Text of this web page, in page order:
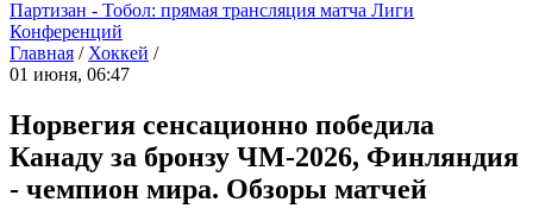
Партизан - Тобол: прямая трансляция матча Лиги
Конференций
Главная / Хоккей /
01 июня, 06:47
Норвегия сенсационно победила
Канаду за бронзу ЧМ-2026, Финляндия
- чемпион мира. Обзоры матчей